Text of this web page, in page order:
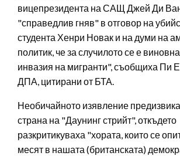
вицепрезидента на САЩ Джей Ди
"справедлив гняв" в отговор на
студента Хенри Новак и на думи на
политик, че за случилото се е
инвазия на мигранти", съобщиха Пи
ДПА, цитирани от БТА.
Необичайното изявление
страна на "Даунинг стрийт", откъдето
разкритикуваха "хората, които се
месят в нашата (британската)